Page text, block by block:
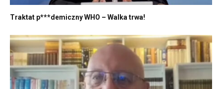
Traktat p***demiczny WHO – Walka trwa!